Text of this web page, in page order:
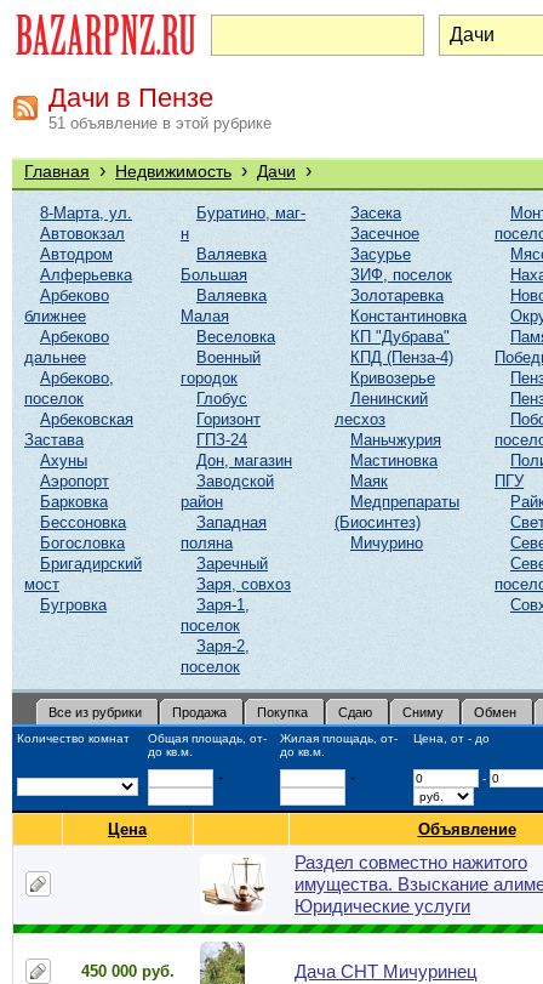
Дачи в Пензе
51 объявление в этой рубрике
Главная › Недвижимость › Дачи ›
8-Марта, ул.
Автовокзал
Автодром
Алферьевка
Арбеково
ближнее
Арбеково
дальнее
Арбеково,
поселок
Арбековская
Застава
Ахуны
Аэропорт
Барковка
Бессоновка
Богословка
Бригадирский
мост
Бугровка
Буратино, маг-
н
Валяевка
Большая
Валяевка
Малая
Веселовка
Военный
городок
Глобус
Горизонт
ГПЗ-24
Дон, магазин
Заводской
район
Западная
поляна
Заречный
Заря, совхоз
Заря-1,
поселок
Заря-2,
поселок
Засека
Засечное
Засурье
ЗИФ, поселок
Золотаревка
Константиновка
КП "Дубрава"
КПД (Пенза-4)
Кривозерье
Ленинский
лесхоз
Маньчжурия
Мастиновка
Маяк
Медпрепараты
(Биосинтез)
Мичурино
ПГУ
Все из рубрики Продажа Покупка Сдаю Сниму Обмен
Количество комнат
Общая площадь, от-
до кв.м.
Жилая площадь, от-
до кв.м.
Цена, от - до
- - -
Цена Объявление
Раздел совместно нажитого
имущества. Взыскание
Юридические услуги
450 000 руб. Дача СНТ Мичуринец